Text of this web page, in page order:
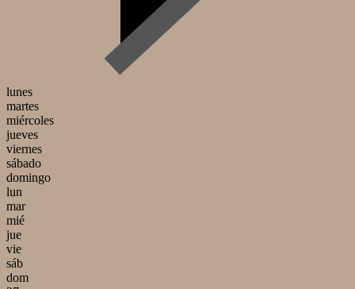
lunes
martes
miércoles
jueves
viernes
sábado
domingo
lun
mar
mié
jue
vie
sáb
dom